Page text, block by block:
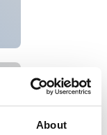
About